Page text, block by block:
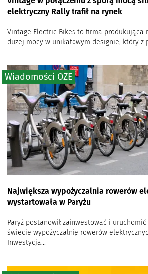
elektryczny Rally trafił na rynek
Vintage Electric Bikes to firma produkująca
dużej mocy w unikatowym designie, który z
Największa wypożyczalnia rowerów
wystartowała w Paryżu
Paryż postanowił zainwestować i
świecie wypożyczalnię rowerów
Inwestycja...
Wiadomości OZE